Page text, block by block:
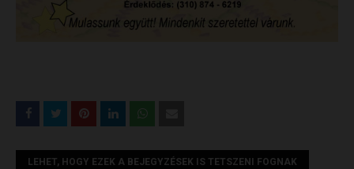
LEHET, HOGY EZEK A BEJEGYZÉSEK IS TETSZENI FOGNAK